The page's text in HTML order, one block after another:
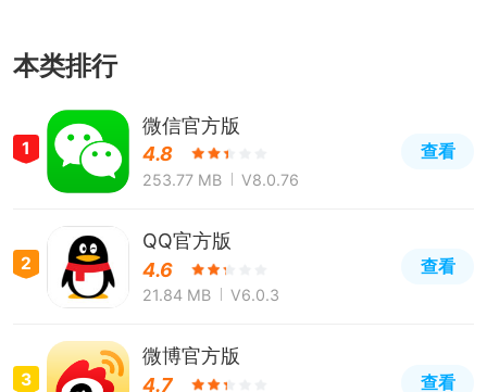
本类排行
1
微信官方版
4.8
253.77 MB V8.0.76
查看
2
QQ官方版
4.6
21.84 MB V6.0.3
查看
3
微博官方版
4.7
查看